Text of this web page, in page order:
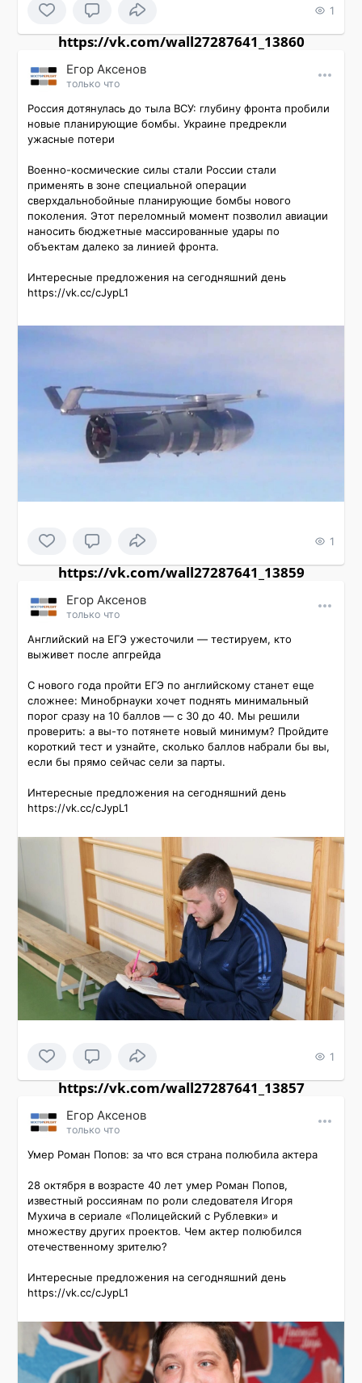
1
https://vk.com/wall27287641_13860
Εгор Αксенов
только что
Россия дотянулась до тыла ВСУ: глубину фронта пробили
новые планирующие бомбы. Украине предрекли
ужасные потери
Военно-космические силы стали России стали
применять в зоне специальной операции
сверхдальнобойные планирующие бомбы нового
поколения. Этот переломный момент позволил авиации
наносить бюджетные массированные удары по
объектам далеко за линией фронта.
Интересные предложения на сегодняшний день
https://vk.cc/cJypL1
1
https://vk.com/wall27287641_13859
Εгор Αксенов
только что
Английский на ЕГЭ ужесточили — тестируем, кто
выживет после апгрейда
С нового года пройти ЕГЭ по английскому станет еще
сложнее: Минобрнауки хочет поднять минимальный
порог сразу на 10 баллов — с 30 до 40. Мы решили
проверить: а вы-то потянете новый минимум? Пройдите
короткий тест и узнайте, сколько баллов набрали бы вы,
если бы прямо сейчас сели за парты.
Интересные предложения на сегодняшний день
https://vk.cc/cJypL1
1
https://vk.com/wall27287641_13857
Εгор Αксенов
только что
Умер Роман Попов: за что вся страна полюбила актера
28 октября в возрасте 40 лет умер Роман Попов,
известный россиянам по роли следователя Игоря
Мухича в сериале «Полицейский с Рублевки» и
множеству других проектов. Чем актер полюбился
отечественному зрителю?
Интересные предложения на сегодняшний день
https://vk.cc/cJypL1